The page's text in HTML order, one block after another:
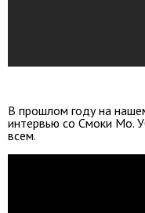
В прошлом году на
интервью со Смоки Мо.
всем.